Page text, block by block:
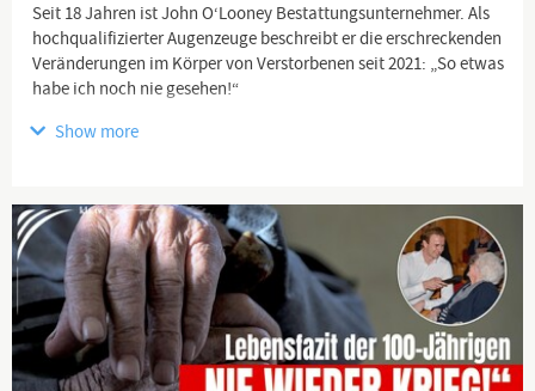
Seit 18 Jahren ist John O‘Looney Bestattungsunternehmer. Als
hochqualifizierter Augenzeuge beschreibt er die erschreckenden
Veränderungen im Körper von Verstorbenen seit 2021: „So etwas
habe ich noch nie gesehen!“
📌 Unbedingt das ganze Interview ansehen …
… und mehr verstehen! 💡
https://www.youtube.com/watch?v=Io3DE2CeCjw
Channel description
www.kla.tv
Show more